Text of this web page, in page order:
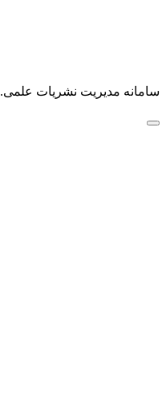
سامانه مدیریت نشریات علمی.